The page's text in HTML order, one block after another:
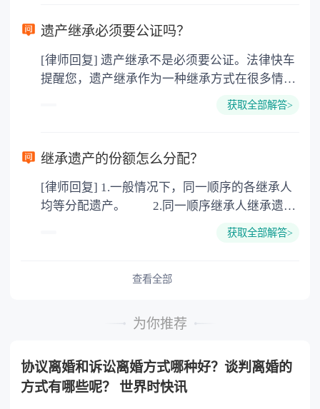
要缴纳公证费，具体如下： 1. 公证费：按房
3. 印花税：按房屋评估价的0.05%缴纳 4. 土
地增值税：按房价1%缴纳 5. 房屋产权登记费：
遗产继承必须要公证吗？
[律师回复] 遗产继承不是必须要公证。法律快车
提醒您，遗产继承作为一种继承方式在很多情况
下都是不需要公证的，当然，如果需要公正的也
以防对财产继承发生纠纷，可以对遗产继承进行
公证。
获取全部解答>
继承遗产的份额怎么分配？
[律师回复] 1.一般情况下，同一顺序的各继承人
均等分配遗产。 2.同一顺序继承人继承遗产
或者与被继承人共同生活的继承人，分配遗产
的继承人，不尽扶养义务的，分配遗产时，应当
获取全部解答>
查看全部
为你推荐
协议离婚和诉讼离婚方式哪种好？谈判离婚的
方式有哪些呢？ 世界时快讯